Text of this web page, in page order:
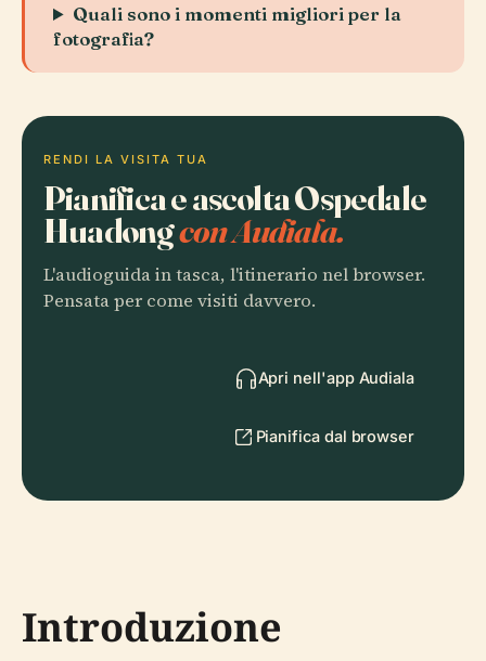
Quali sono i momenti migliori per la
fotografia?
RENDI LA VISITA TUA
Pianifica e ascolta Ospedale
Huadongcon Audiala.
L'audioguida in tasca, l'itinerario nel browser.
Pensata per come visiti davvero.
Apri nell'app Audiala
Pianifica dal browser
Introduzione